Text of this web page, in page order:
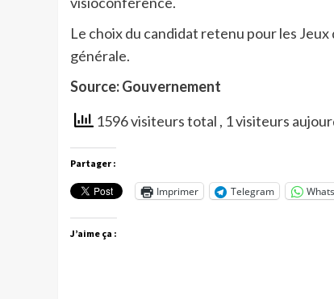
Le choix du candidat retenu pour les
générale.
Source: Gouvernement
1596 visiteurs total , 1 visiteurs
Partager :
Imprimer Telegram
J’aime ça :